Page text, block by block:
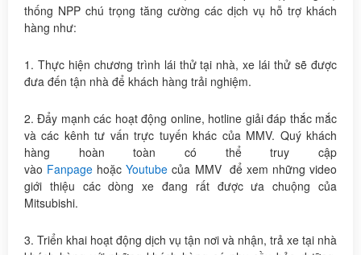
thống NPP chú trọng tăng cường các dịch vụ hỗ trợ khách
hàng như:
1. Thực hiện chương trình lái thử tại nhà, xe lái thử sẽ được
đưa đến tận nhà để khách hàng trải nghiệm.
2. Đẩy mạnh các hoạt động online, hotline giải đáp thắc mắc
và các kênh tư vấn trực tuyến khác của MMV. Quý khách
hàng hoàn toàn có thể truy cập
vào Fanpage hoặcYoutube của MMV để xem những video
giới thiệu các dòng xe đang rất được ưa chuộng của
Mitsubishi.
3. Triển khai hoạt động dịch vụ tận nơi và nhận, trả xe tại nhà